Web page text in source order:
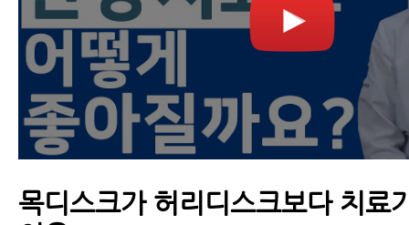
목디스크가 허리디스크보다 치료